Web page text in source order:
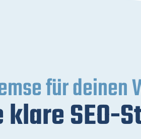
für deinen
klare SEO-